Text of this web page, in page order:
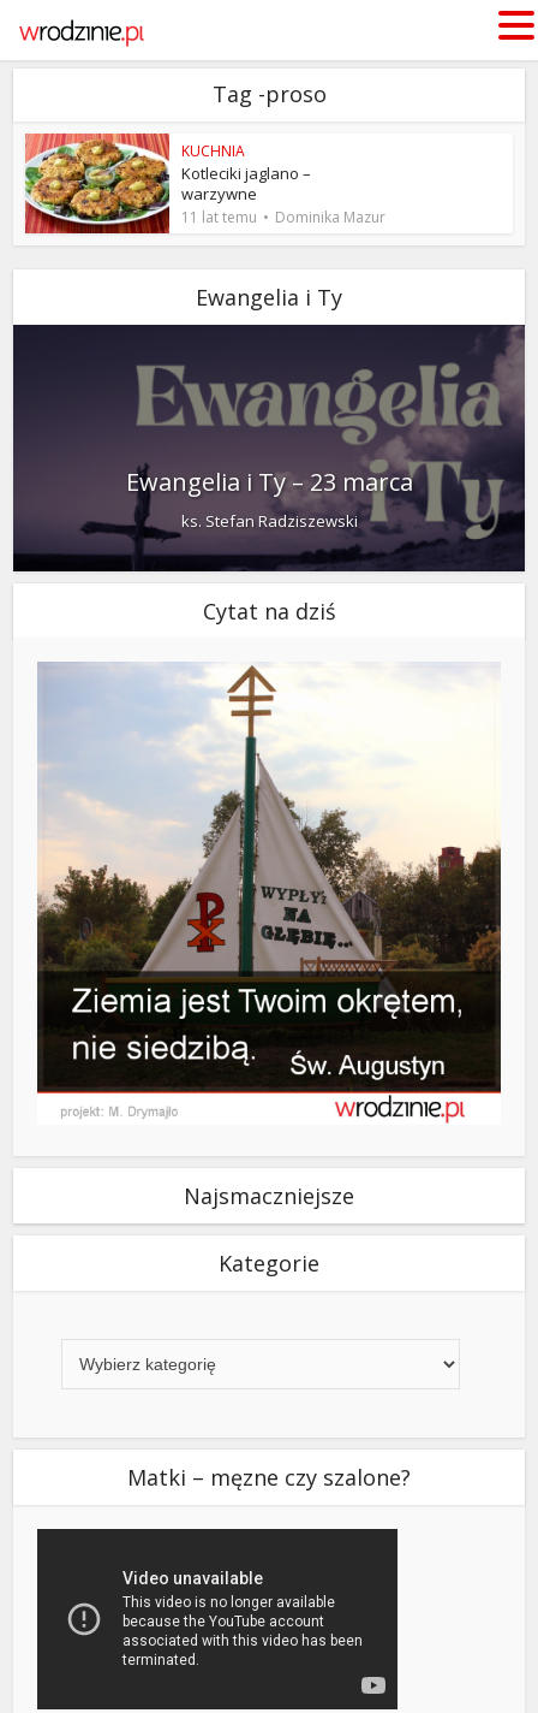
Tag -proso
KUCHNIA
Kotleciki jaglano –
warzywne
11 lat temu Dominika Mazur
Ewangelia i Ty
Ewangelia i Ty – 23 marca
ks. Stefan Radziszewski
Cytat na dziś
Najsmaczniejsze
Kategorie
Matki – męzne czy szalone?